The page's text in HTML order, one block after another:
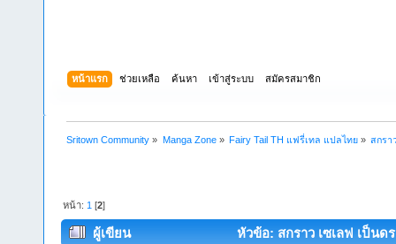
หน้าแรก ช่วยเหลือ ค้นหา เข้าสู่ระบบ สมัครสมาชิก
Sritown Community » Manga Zone» Fairy Tail TH แฟรี่เทล แปลไทย» สกรา
หน้า: 1 [2]
ผู้เขียน หัวข้อ: สกราว เซเลฟ เป็นด